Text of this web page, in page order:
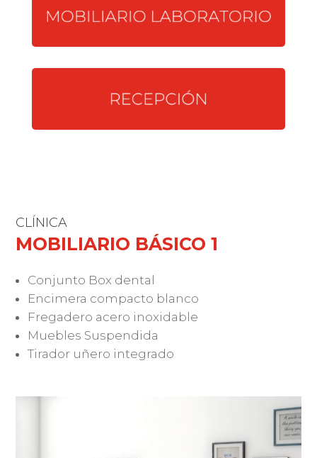
CLÍNICA
MOBILIARIO BÁSICO 1
Conjunto Box dental
Encimera compacto blanco
Fregadero acero inoxidable
Muebles Suspendida
Tirador uñero integrado